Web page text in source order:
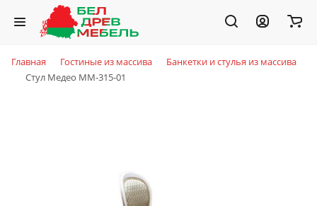
Главная Гостиные из массива
Банкетки и стулья из массива
Стул Медео ММ-315-01